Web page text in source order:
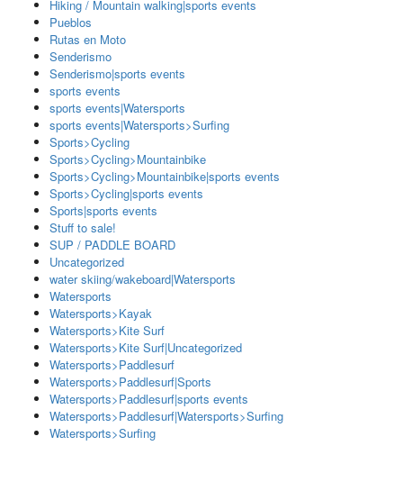
Hiking / Mountain walking|sports events
Pueblos
Rutas en Moto
Senderismo
Senderismo|sports events
sports events
sports events|Watersports
sports events|Watersports>Surfing
Sports>Cycling
Sports>Cycling>Mountainbike
Sports>Cycling>Mountainbike|sports events
Sports>Cycling|sports events
Sports|sports events
Stuff to sale!
SUP / PADDLE BOARD
Uncategorized
water skiing/wakeboard|Watersports
Watersports
Watersports>Kayak
Watersports>Kite Surf
Watersports>Kite Surf|Uncategorized
Watersports>Paddlesurf
Watersports>Paddlesurf|Sports
Watersports>Paddlesurf|sports events
Watersports>Paddlesurf|Watersports>Surfing
Watersports>Surfing